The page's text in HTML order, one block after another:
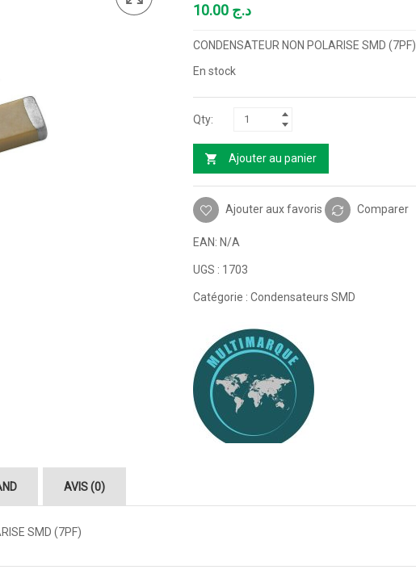
د.ج
CONDENSATEUR NON POLARISE SMD (7PF)
En stock
Ajouter au panier
Ajouter aux favoris Comparer
EAN: N/A
UGS : 1703
Catégorie : Condensateurs SMD
AVIS (0)
SMD (7PF)